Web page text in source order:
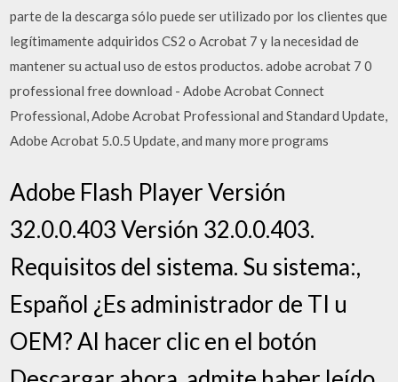
parte de la descarga sólo puede ser utilizado por los clientes que
legítimamente adquiridos CS2 o Acrobat 7 y la necesidad de
mantener su actual uso de estos productos. adobe acrobat 7 0
professional free download - Adobe Acrobat Connect
Professional, Adobe Acrobat Professional and Standard Update,
Adobe Acrobat 5.0.5 Update, and many more programs
Adobe Flash Player Versión
32.0.0.403 Versión 32.0.0.403.
Requisitos del sistema. Su sistema:,
Español ¿Es administrador de TI u
OEM? Al hacer clic en el botón